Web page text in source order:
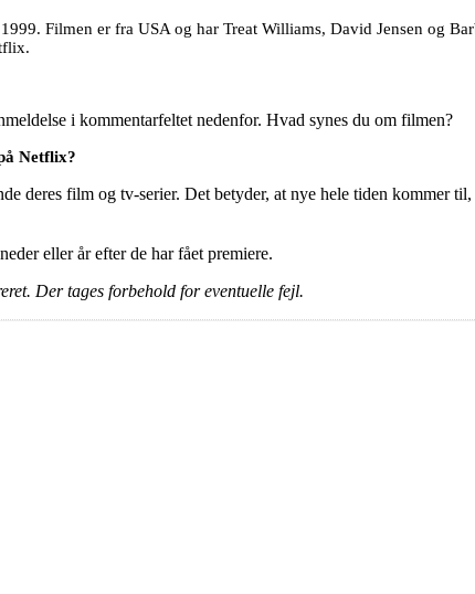
Filmen er fra USA og har Treat Williams, David Jensen og
i kommentarfeltet nedenfor. Hvad synes du om filmen?
Netflix?
deres film og tv-serier. Det betyder, at nye hele tiden kommer
eller år efter de har fået premiere.
Der tages forbehold for eventuelle fejl.